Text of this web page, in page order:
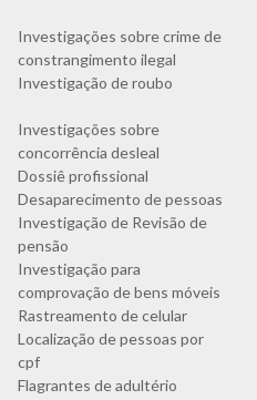
Investigações sobre crime de
constrangimento ilegal
Investigação de roubo
Investigações sobre
concorrência desleal
Dossiê profissional
Desaparecimento de pessoas
Investigação de Revisão de
pensão
Investigação para
comprovação de bens móveis
Rastreamento de celular
Localização de pessoas por
cpf
Flagrantes de adultério